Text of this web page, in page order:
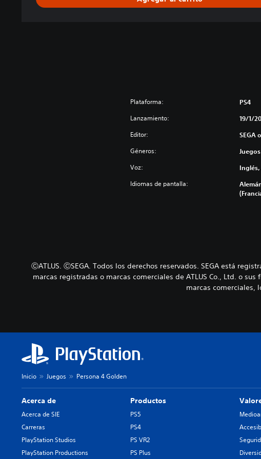
Plataforma: PS4
Lanzamiento: 19/1/
Editor: SEGA
Géneros:
Voz: Inglés,
Idiomas de pantalla:
ⒸATLUS. ⒸSEGA. Todos los derechos reservados. SEGA está
marcas registradas o marcas comerciales de ATLUS Co., Ltd. o
marcas comerciales,
Inicio Juegos Persona 4 Golden
Acerca de
Acerca de SIE
Carreras
PlayStation Studios
PlayStation Productions
Productos
PS5
PS4
PS VR2
PS Plus